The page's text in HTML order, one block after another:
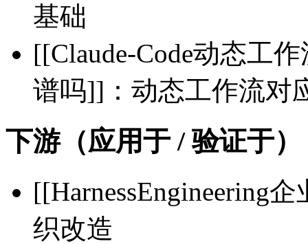
基础
[[Claude-Code动态工
谱吗]]：动态工作流对
下游（应用于 / 验证于）
[[HarnessEngineering
织改造